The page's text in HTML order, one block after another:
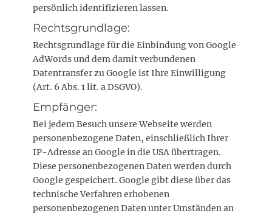
persönlich identifizieren lassen.
Rechtsgrundlage:
Rechtsgrundlage für die Einbindung von Google
AdWords und dem damit verbundenen
Datentransfer zu Google ist Ihre Einwilligung
(Art. 6 Abs. 1 lit. a DSGVO).
Empfänger:
Bei jedem Besuch unsere Webseite werden
personenbezogene Daten, einschließlich Ihrer
IP-Adresse an Google in die USA übertragen.
Diese personenbezogenen Daten werden durch
Google gespeichert. Google gibt diese über das
technische Verfahren erhobenen
personenbezogenen Daten unter Umständen an